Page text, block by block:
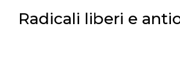
Radicali liberi e